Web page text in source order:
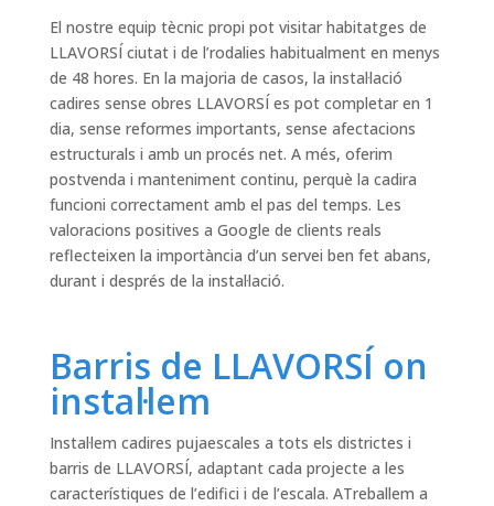
El nostre equip tècnic propi pot visitar habitatges de
LLAVORSÍ ciutat i de l’rodalies habitualment en menys
de 48 hores. En la majoria de casos, la instal·lació
cadires sense obres LLAVORSÍ es pot completar en 1
dia, sense reformes importants, sense afectacions
estructurals i amb un procés net. A més, oferim
postvenda i manteniment continu, perquè la cadira
funcioni correctament amb el pas del temps. Les
valoracions positives a Google de clients reals
reflecteixen la importància d’un servei ben fet abans,
durant i després de la instal·lació.
Barris de LLAVORSÍ on
instal·lem
Instal·lem cadires pujaescales a tots els districtes i
barris de LLAVORSÍ, adaptant cada projecte a les
característiques de l’edifici i de l’escala. ATreballem a